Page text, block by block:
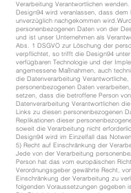
Verarbeitung Verantwortlichen
Design94 wird veranlassen, dass dem
unverzüglich nachgekommen
personenbezogenen Daten von der
und ist unser Unternehmen als
Abs. 1 DSGVO zur Löschung der
verpflichtet, so trifft die Design94
verfügbaren Technologie und der
angemessene Maßnahmen, auch
die Datenverarbeitung
personenbezogenen Daten
setzen, dass die betroffene Person
Datenverarbeitung Verantwortlichen
Links zu diesen personenbezogenen
Replikationen dieser
soweit die Verarbeitung nicht
Design94 wird im Einzelfall das
5) Recht auf Einschränkung der
Jede von der Verarbeitung
Person hat das vom europäischen
Verordnungsgeber gewährte Recht,
Einschränkung der Verarbeitung zu
folgenden Voraussetzungen gegeben